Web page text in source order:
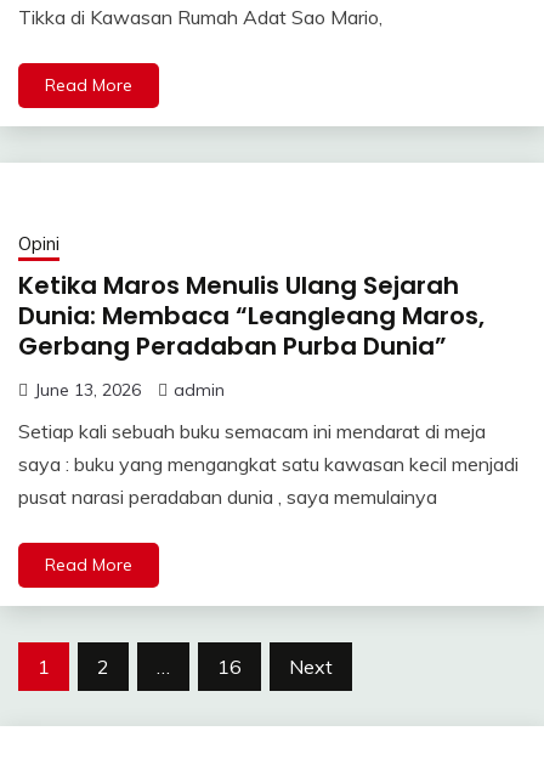
Tikka di Kawasan Rumah Adat Sao Mario,
Read More
Opini
Ketika Maros Menulis Ulang Sejarah
Dunia: Membaca “Leangleang Maros,
Gerbang Peradaban Purba Dunia”
June 13, 2026 admin
Setiap kali sebuah buku semacam ini mendarat di meja
saya : buku yang mengangkat satu kawasan kecil menjadi
pusat narasi peradaban dunia , saya memulainya
Read More
Posts
1 2 … 16 Next